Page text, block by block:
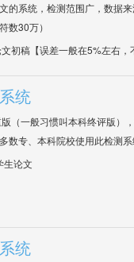
的系统，检测范围广，数据
数30万）
初稿【误差一般在5%左右，
统
（一般习惯叫本科终评版）
数专、本科院校使用此检测系
生论文
统